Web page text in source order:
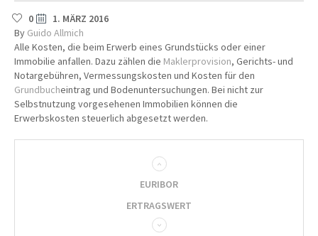
0
1. MÄRZ 2016
By Guido Allmich
Alle Kosten, die beim Erwerb eines Grundstücks oder einer
Immobilie anfallen. Dazu zählen die Maklerprovision, Gerichts- und
Notargebühren, Vermessungskosten und Kosten für den
Grundbucheintrag und Bodenuntersuchungen. Bei nicht zur
Selbstnutzung vorgesehenen Immobilien können die
Erwerbskosten steuerlich abgesetzt werden.
EURIBOR
ERTRAGSWERT